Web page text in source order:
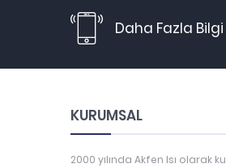
Daha Fazla
KURUMSAL
2000 yılında Akfen Isı olarak